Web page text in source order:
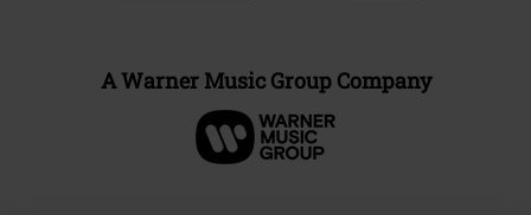
A Warner Music Group Company